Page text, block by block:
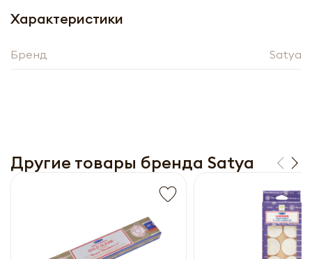
Характеристики
Бренд Satya
Другие товары бренда Satya